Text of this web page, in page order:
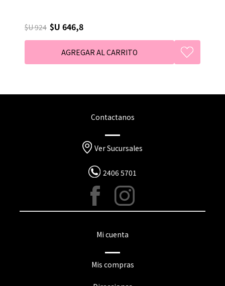
$U 924 $U 646,8
Contactanos
Ver Sucursales
2406 5701
Mi cuenta
Mis compras